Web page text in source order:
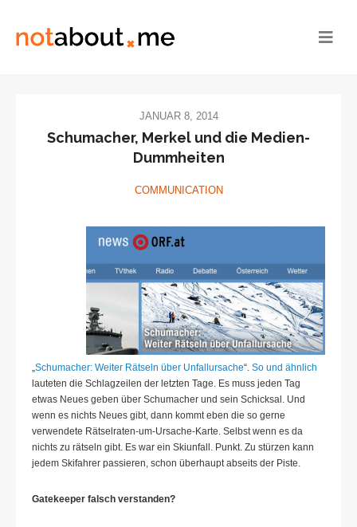
JANUAR 8, 2014
Schumacher, Merkel und die Medien-
Dummheiten
COMMUNICATION
„Schumacher: Weiter Rätseln über Unfallursache“. So und ähnlich
lauteten die Schlagzeilen der letzten Tage. Es muss jeden Tag
etwas Neues geben über Schumacher und sein Schicksal. Und
wenn es nichts Neues gibt, dann kommt eben die so gerne
verwendete Rätselraten-um-Ursache-Karte. Selbst wenn es da
nichts zu rätseln gibt. Es war ein Skiunfall. Punkt. Zu stürzen kann
jedem Skifahrer passieren, schon überhaupt abseits der Piste.
Gatekeeper falsch verstanden?